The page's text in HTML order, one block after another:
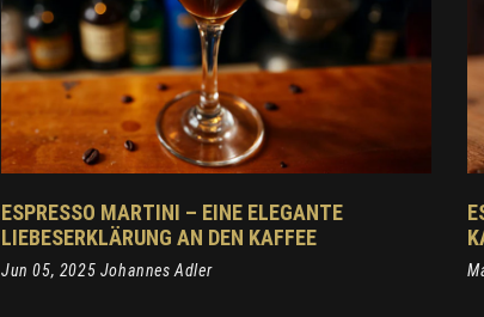
ESPRESSO MARTINI – EINE ELEGANTE
LIEBESERKLÄRUNG AN DEN KAFFEE
Jun 05, 2025 Johannes Adler